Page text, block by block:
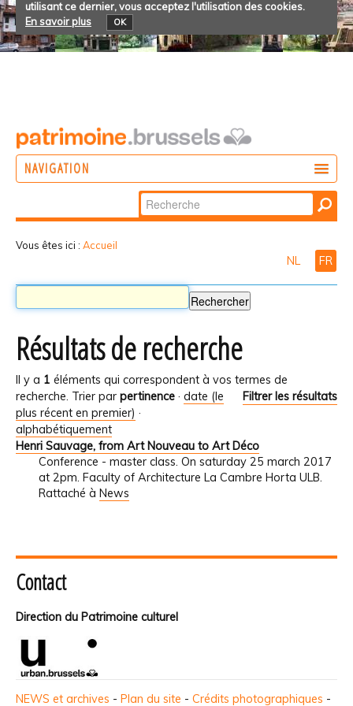
utilisant ce dernier, vous acceptez l'utilisation des cookies.
En savoir plus
OK
NAVIGATION
Chercher par
Recherche
Vous êtes ici : Accueil
NL FR
Résultats de recherche
Il y a 1 éléments qui correspondent à vos termes de
recherche.
Filtrer les résultats
Trier par pertinence · date (le
plus récent en premier) ·
alphabétiquement
Henri Sauvage, from Art Nouveau to Art Déco
Conference - master class. On saturday 25 march 2017
at 2pm. Faculty of Architecture La Cambre Horta ULB.
Rattaché à News
Contact
Direction du Patrimoine culturel
NEWS et archives - Plan du site - Crédits photographiques -